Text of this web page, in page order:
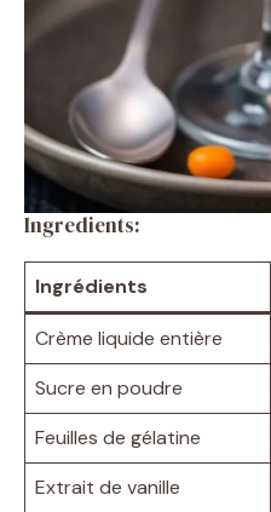
Ingredients:
Ingrédients
Crème liquide entière
Sucre en poudre
Feuilles de gélatine
Extrait de vanille